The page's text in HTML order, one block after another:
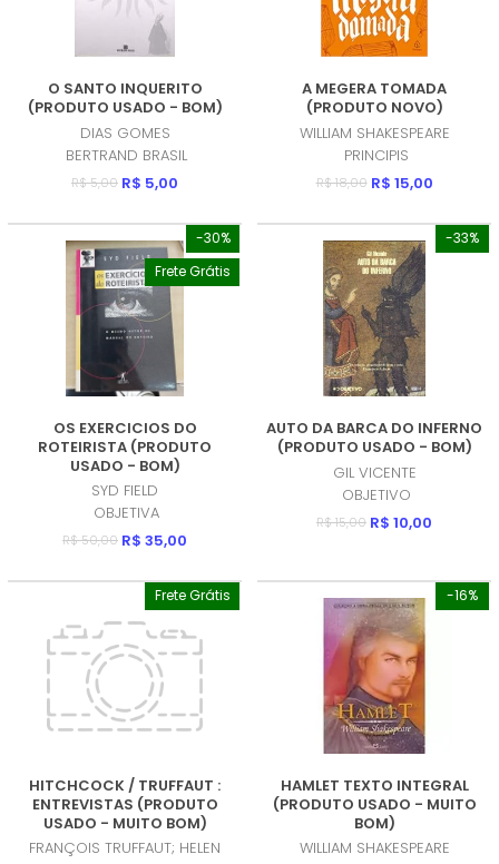
O SANTO INQUERITO
(PRODUTO USADO - BOM)
DIAS GOMES
BERTRAND BRASIL
R$ 5,00 R$ 5,00
A MEGERA TOMADA
(PRODUTO NOVO)
WILLIAM SHAKESPEARE
PRINCIPIS
R$ 18,00 R$ 15,00
-30%
Frete Grátis
OS EXERCICIOS DO
ROTEIRISTA (PRODUTO
USADO - BOM)
SYD FIELD
OBJETIVA
R$ 50,00 R$ 35,00
-33%
AUTO DA BARCA DO INFERNO
(PRODUTO USADO - BOM)
GIL VICENTE
OBJETIVO
R$ 15,00 R$ 10,00
Frete Grátis
HITCHCOCK / TRUFFAUT :
ENTREVISTAS (PRODUTO
USADO - MUITO BOM)
FRANÇOIS TRUFFAUT; HELEN
-16%
HAMLET TEXTO INTEGRAL
(PRODUTO USADO - MUITO
BOM)
WILLIAM SHAKESPEARE